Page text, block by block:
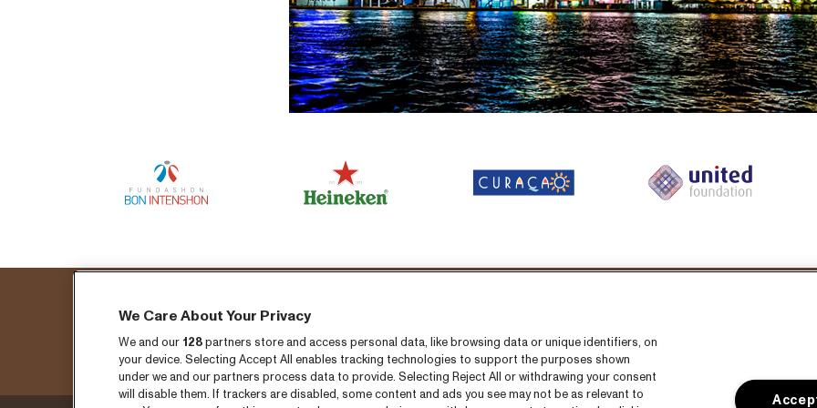
Volg ons
We Care About Your Privacy
We and our 128partners store and access personal data, like browsing data or unique identifiers, on
your device. Selecting Accept All enables tracking technologies to support the purposes shown
under we and our partners process data to provide. Selecting Reject All or withdrawing your consent
will disable them. If trackers are disabled, some content and ads you see may not be as relevant to